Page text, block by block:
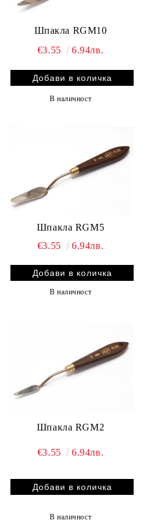
Шпакла RGM10
€3.55
6.94лв.
В наличност
Шпакла RGM5
€3.55
6.94лв.
В наличност
Шпакла RGM2
€3.55 6.94лв.
В наличност